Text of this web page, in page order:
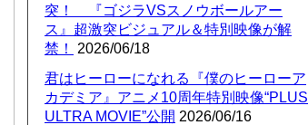
突！ 『ゴジラVSスノウボールアー
ス』超激突ビジュアル＆特別映像が解
禁！
2026/06/18
君はヒーローになれる『僕のヒーローア
カデミア』アニメ10周年特別映像“PLUS
ULTRA MOVIE”公開 2026/06/16